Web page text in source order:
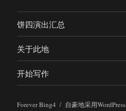
饼四演出汇总
关于此地
开始写作
Forever Bing4 自豪地采用WordPress